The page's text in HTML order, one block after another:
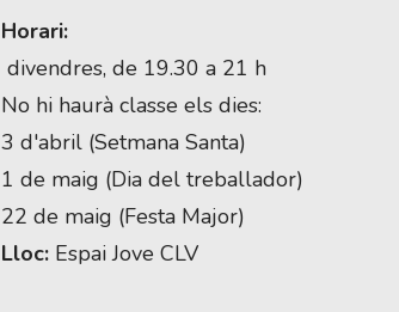
Horari:
divendres, de 19.30 a 21 h
No hi haurà classe els dies:
3 d'abril (Setmana Santa)
1 de maig (Dia del treballador)
22 de maig (Festa Major)
Lloc: Espai Jove CLV